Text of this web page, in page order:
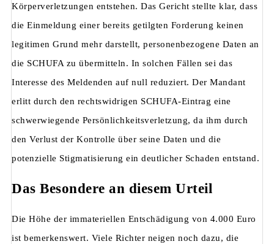
Körperverletzungen entstehen. Das Gericht stellte klar, dass
die Einmeldung einer bereits getilgten Forderung keinen
legitimen Grund mehr darstellt, personenbezogene Daten an
die SCHUFA zu übermitteln. In solchen Fällen sei das
Interesse des Meldenden auf null reduziert. Der Mandant
erlitt durch den rechtswidrigen SCHUFA-Eintrag eine
schwerwiegende Persönlichkeitsverletzung, da ihm durch
den Verlust der Kontrolle über seine Daten und die
potenzielle Stigmatisierung ein deutlicher Schaden entstand.
Das Besondere an diesem Urteil
Die Höhe der immateriellen Entschädigung von 4.000 Euro
ist bemerkenswert. Viele Richter neigen noch dazu, die